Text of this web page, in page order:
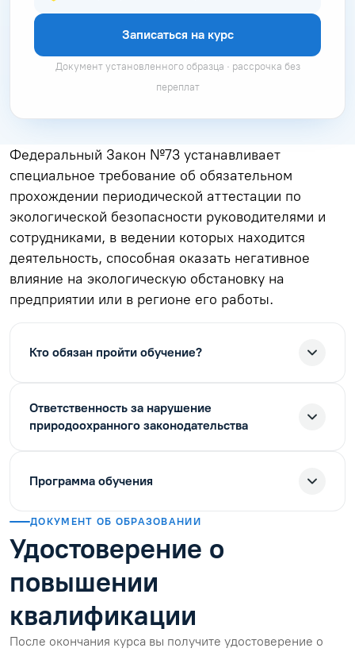
Записаться на курс
Документ установленного образца · рассрочка без
переплат
Федеральный Закон №73 устанавливает
специальное требование об обязательном
прохождении периодической аттестации по
экологической безопасности руководителями и
сотрудниками, в ведении которых находится
деятельность, способная оказать негативное
влияние на экологическую обстановку на
предприятии или в регионе его работы.
Кто обязан пройти обучение?
Ответственность за нарушение
природоохранного законодательства
Программа обучения
ДОКУМЕНТ ОБ ОБРАЗОВАНИИ
Удостоверение о
повышении
квалификации
После окончания курса вы получите удостоверение о